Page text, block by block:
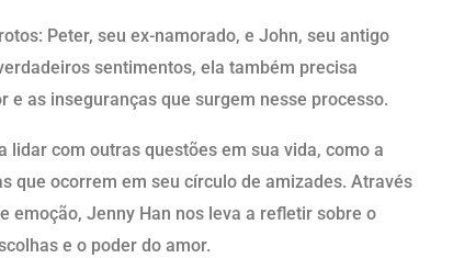
Peter, seu ex-namorado, e John, seu antigo
sentimentos, ela também precisa
as inseguranças que surgem nesse processo.
com outras questões em sua vida, como a
que ocorrem em seu círculo de amizades. Através
emoção, Jenny Han nos leva a refletir sobre o
e o poder do amor.